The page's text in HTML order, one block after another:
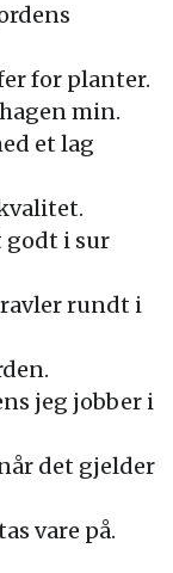
for planter.
min.
et lag
godt i sur
rundt i
jeg jobber i
det gjelder
vare på.